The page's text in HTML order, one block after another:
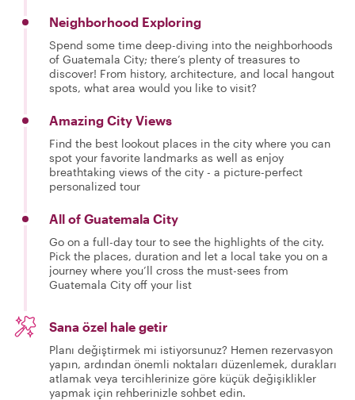
Neighborhood Exploring
Spend some time deep-diving into the neighborhoods
of Guatemala City; there’s plenty of treasures to
discover! From history, architecture, and local hangout
spots, what area would you like to visit?
Amazing City Views
Find the best lookout places in the city where you can
spot your favorite landmarks as well as enjoy
breathtaking views of the city - a picture-perfect
personalized tour
All of Guatemala City
Go on a full-day tour to see the highlights of the city.
Pick the places, duration and let a local take you on a
journey where you’ll cross the must-sees from
Guatemala City off your list
Sana özel hale getir
Planı değiştirmek mi istiyorsunuz? Hemen rezervasyon
yapın, ardından önemli noktaları düzenlemek, durakları
atlamak veya tercihlerinize göre küçük değişiklikler
yapmak için rehberinizle sohbet edin.